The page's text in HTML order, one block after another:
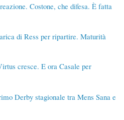
Costone, che difesa. È fatta
di Ress per ripartire. Maturità
cresce. E ora Casale per
Derby stagionale tra Mens Sana e